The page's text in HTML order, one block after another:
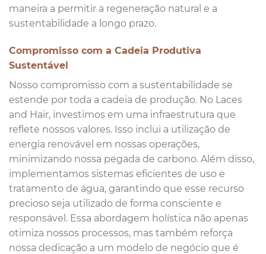
maneira a permitir a regeneração natural e a
sustentabilidade a longo prazo.
Compromisso com a Cadeia Produtiva
Sustentável
Nosso compromisso com a sustentabilidade se
estende por toda a cadeia de produção. No Laces
and Hair, investimos em uma infraestrutura que
reflete nossos valores. Isso inclui a utilização de
energia renovável em nossas operações,
minimizando nossa pegada de carbono. Além disso,
implementamos sistemas eficientes de uso e
tratamento de água, garantindo que esse recurso
precioso seja utilizado de forma consciente e
responsável. Essa abordagem holística não apenas
otimiza nossos processos, mas também reforça
nossa dedicação a um modelo de negócio que é